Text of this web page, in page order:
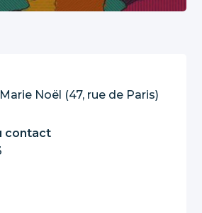
Noël (47, rue de Paris)
contact